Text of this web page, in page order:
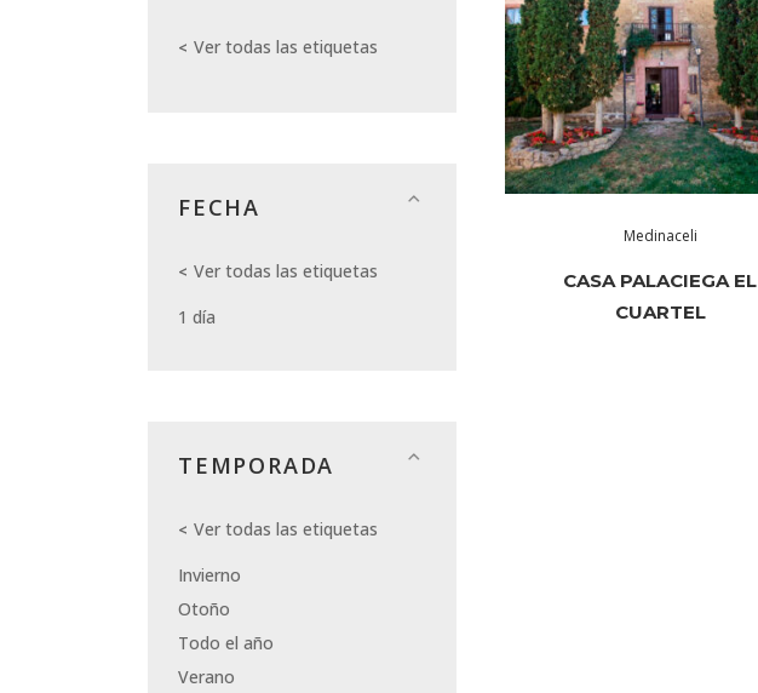
Ver todas las etiquetas
FECHA
Ver todas las etiquetas
1 día
TEMPORADA
Ver todas las etiquetas
Invierno
Otoño
Todo el año
Verano
Medinaceli
CASA PALACIEGA EL
CUARTEL